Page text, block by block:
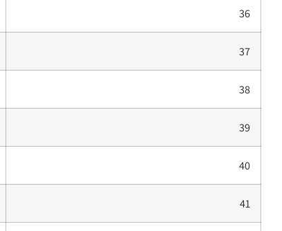
36
37
38
39
40
41